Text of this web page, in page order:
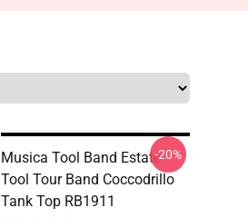
Musica Tool Band Estate
Tool Tour Band Coccodrillo
Tank Top RB1911
-20%